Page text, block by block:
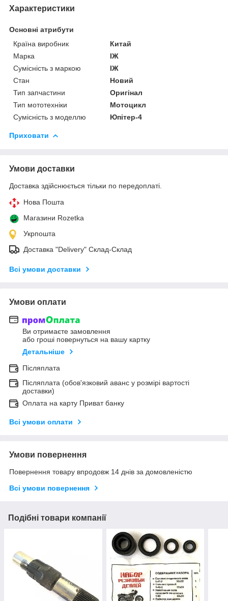
Характеристики
Основні атрибути
Країна виробник
Китай
Марка
ІЖ
Сумісність з маркою
ІЖ
Стан
Новий
Тип запчастини
Оригінал
Тип мототехніки
Мотоцикл
Сумісність з моделлю
Юпітер-4
Приховати
Умови доставки
Доставка здійснюється тільки по передоплаті.
Нова Пошта
Магазини Rozetka
Укрпошта
Доставка "Delivery" Склад-Склад
Всі умови доставки
Умови оплати
Ви отримаєте замовлення
або гроші повернуться на вашу картку
Детальніше
Післяплата
Післяплата (обов'язковий аванс у розмірі вартості
доставки)
Оплата на карту Приват банку
Всі умови оплати
Умови повернення
Повернення товару впродовж 14 днів за домовленістю
Всі умови повернення
Подібні товари компанії